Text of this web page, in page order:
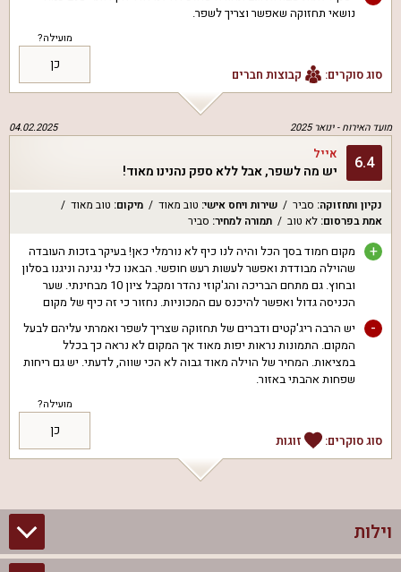
נושאי תחזוקה שאפשר וצריך לשפר.
סוג סוקרים: קבוצות חברים
מועילה?
כן
מועד האירוח -ינואר 2025 04.02.2025
6.4 אייל
יש מה לשפר, אבל ללא ספק נהנינו מאוד!
נקיון ותחזוקה: סביר שירות ויחס אישי: טוב מאוד מיקום: טוב מאוד
אמת בפרסום: לא טוב תמורה למחיר: סביר
+
מקום חמוד בסך הכל והיה לנו כיף לא נורמלי כאן! בעיקר בזכות העובדה
שהוילה מבודדת ואפשר לעשות רעש חופשי. הבאנו כלי נגינה וניגנו בסלון
ובחוץ. גם מתחם הבריכה והג'קוזי נהדר ומקבל ציון 10 מבחינתי. שער
הכניסה גדול ואפשר להיכנס עם המכוניות. נחזור כי זה כיף של מקום
-
יש הרבה ריג'קטים ודברים של תחזוקה שצריך לשפר ואמרתי עליהם לבעל
המקום. התמונות נראות יפות מאוד אך המקום לא נראה כך בכלל
במציאות. המחיר של הוילה מאוד גבוה לא הכי שווה, לדעתי. יש גם ריחות
שפחות אהבתי באזור.
סוג סוקרים: זוגות
מועילה?
כן
וילות